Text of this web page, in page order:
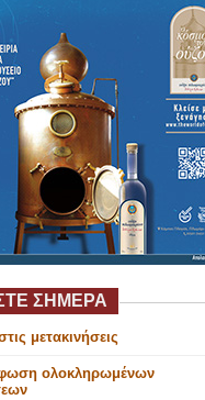
ΣΗΜΕΡΑ
μετακινήσεις
ολοκληρωμένων